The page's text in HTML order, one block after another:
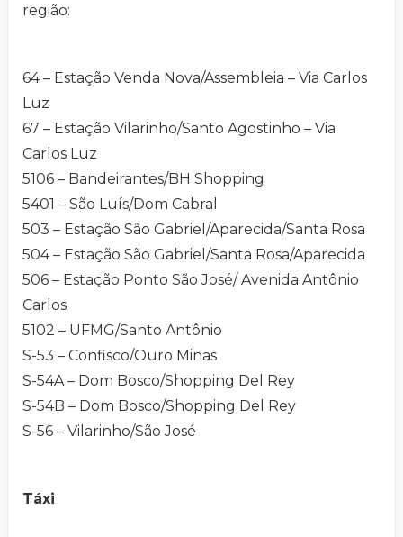
região:
64 – Estação Venda Nova/Assembleia – Via Carlos
Luz
67 – Estação Vilarinho/Santo Agostinho – Via
Carlos Luz
5106 – Bandeirantes/BH Shopping
5401 – São Luís/Dom Cabral
503 – Estação São Gabriel/Aparecida/Santa Rosa
504 – Estação São Gabriel/Santa Rosa/Aparecida
506 – Estação Ponto São José/ Avenida Antônio
Carlos
5102 – UFMG/Santo Antônio
S-53 – Confisco/Ouro Minas
S-54A – Dom Bosco/Shopping Del Rey
S-54B – Dom Bosco/Shopping Del Rey
S-56 – Vilarinho/São José
Táxi